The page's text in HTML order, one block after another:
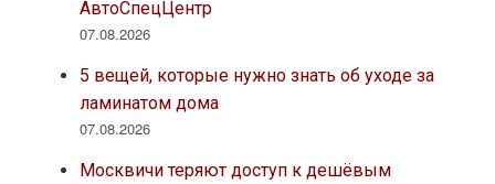
АвтоСпецЦентр
07.08.2026
5 вещей, которые нужно знать об уходе за
ламинатом дома
07.08.2026
Москвичи теряют доступ к дешёвым